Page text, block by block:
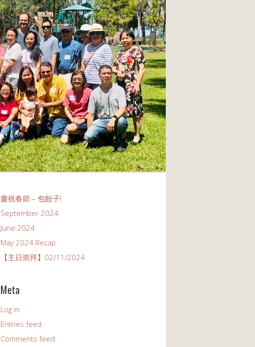
慶祝春節 – 包餃子!
September 2024
June 2024
May 2024 Recap
【主日崇拜】02/11/2024
Meta
Log in
Entries feed
Comments feed